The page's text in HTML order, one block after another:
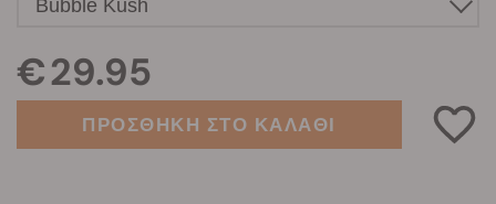
€ 29.95
ΠΡΟΣΘΗΚΗ ΣΤΟ ΚΑΛΑΘΙ